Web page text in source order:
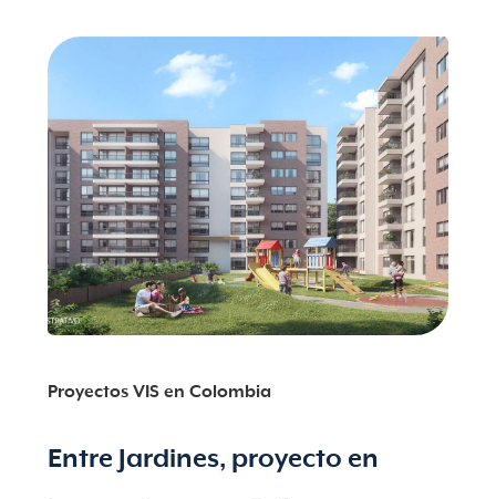
Proyectos VIS en Colombia
Entre Jardines, proyecto en